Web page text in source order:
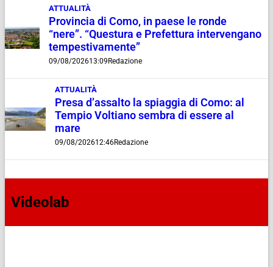
ATTUALITÀ
Provincia di Como, in paese le ronde
“nere”. “Questura e Prefettura intervengano
tempestivamente”
09/08/202613:09 Redazione
ATTUALITÀ
Presa d’assalto la spiaggia di Como: al
Tempio Voltiano sembra di essere al
mare
09/08/202612:46Redazione
Videolab